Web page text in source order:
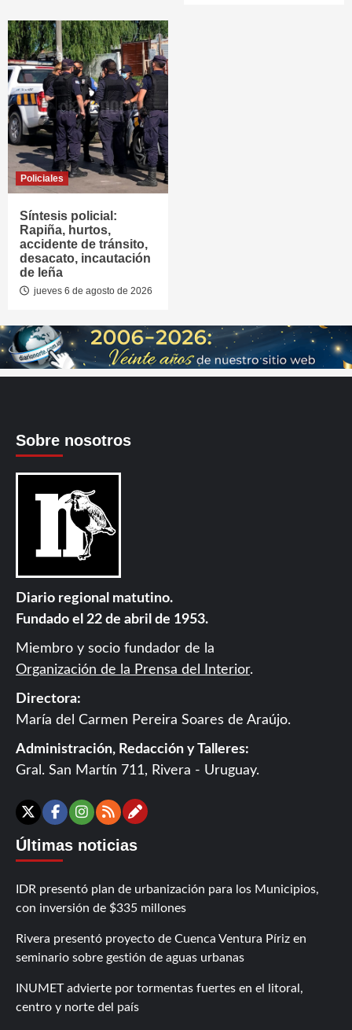
Policiales
Síntesis policial:
Rapiña, hurtos,
accidente de tránsito,
desacato, incautación
de leña
jueves 6 de agosto de 2026
Sobre nosotros
Diario regional matutino.
Fundado el 22 de abril de 1953.
Miembro y socio fundador de la
Organización de la Prensa del Interior.
Directora:
María del Carmen Pereira Soares de Araújo.
Administración, Redacción y Talleres:
Gral. San Martín 711, Rivera - Uruguay.
X Facebook
Instagram
RSSContáctanos
Últimas noticias
IDR presentó plan de urbanización para los Municipios,
con inversión de $335 millones
Rivera presentó proyecto de Cuenca Ventura Píriz en
seminario sobre gestión de aguas urbanas
INUMET advierte por tormentas fuertes en el litoral,
centro y norte del país